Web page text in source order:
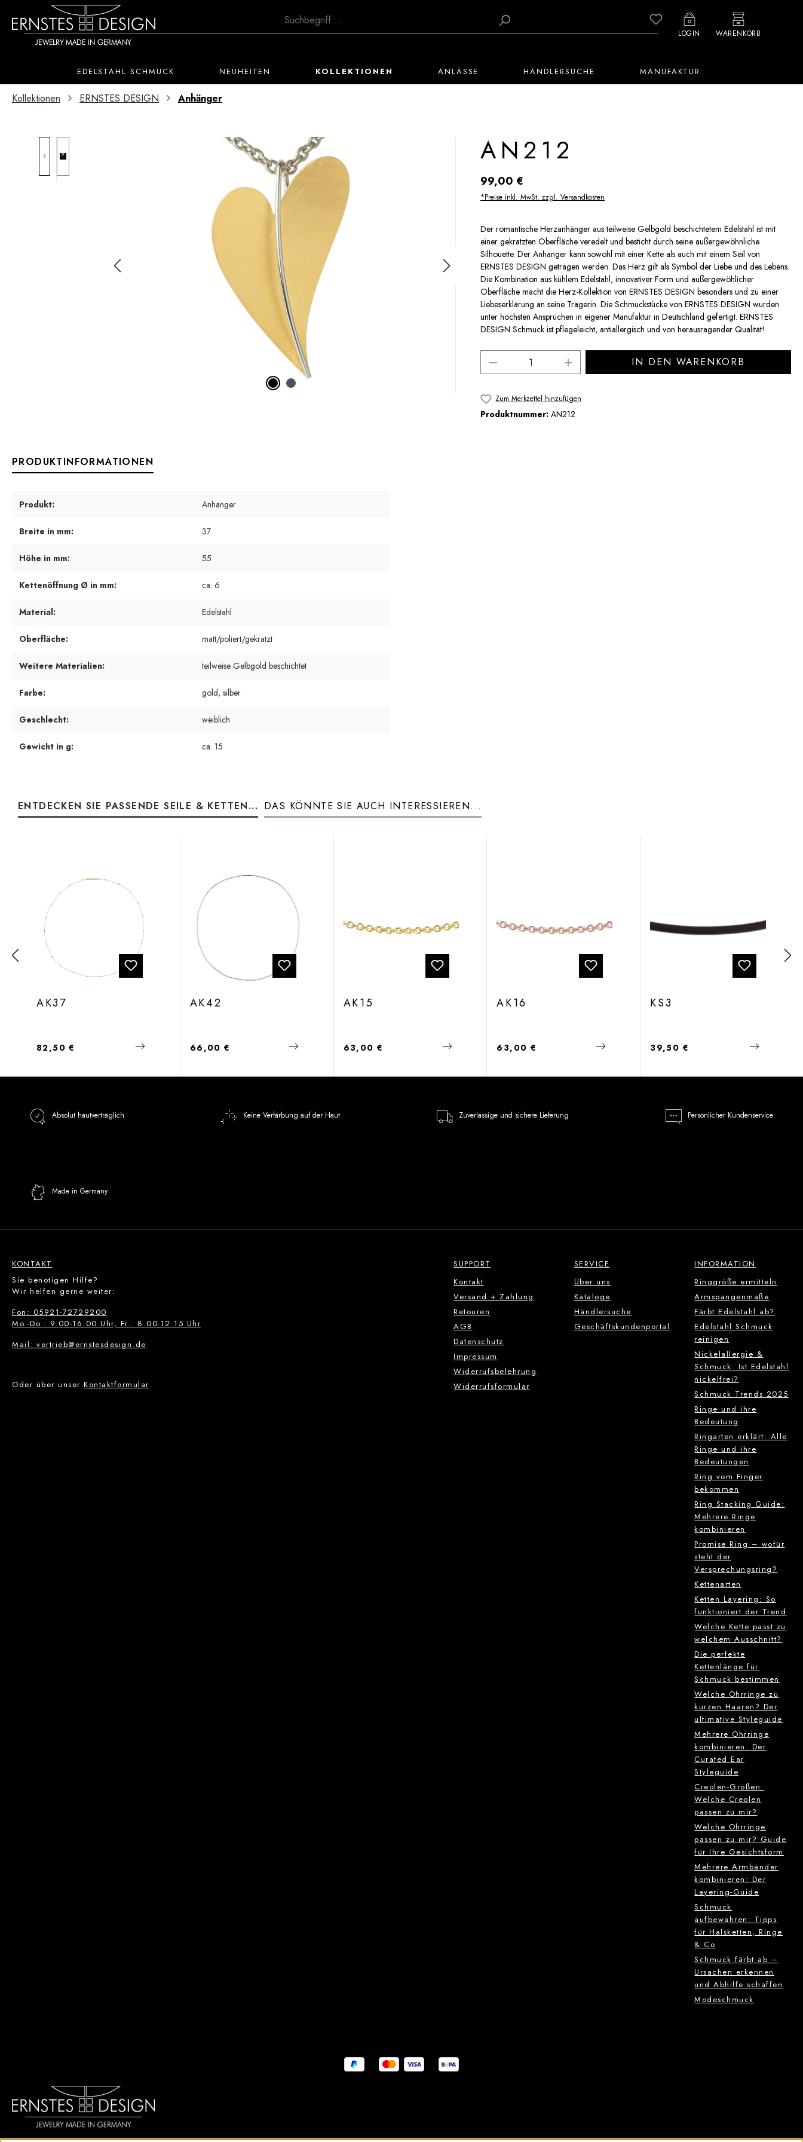
Hauptinhalt springen
Zur Suche springen
Zur Hauptnavigation springen Du hast 0 Produkte auf dem
LOGIN WARENKORB
EDELSTAHL SCHMUCK NEUHEITEN KOLLEKTIONEN ANLÄSSE HÄNDLERSUCHE MANUFAKTUR
Kollektionen ERNSTES DESIGN Anhänger
AN212
Regulärer Preis:
99,00 €
*Preise inkl. MwSt. zzgl. Versandkosten
Der romantische Herzanhänger aus teilweise Gelbgold beschichtetem Edelstahl ist mit
einer gekratzten Oberfläche veredelt und besticht durch seine außergewöhnliche
Silhouette. Der Anhänger kann sowohl mit einer Kette als auch mit einem Seil von
ERNSTES DESIGN getragen werden. Das Herz gilt als Symbol der Liebe und des Lebens.
Die Kombination aus kühlem Edelstahl, innovativer Form und außergewöhlicher
Oberfläche macht die Herz-Kollektion von ERNSTES DESIGN besonders und zu einer
Liebeserklärung an seine Trägerin. Die Schmuckstücke von ERNSTES DESIGN wurden
unter höchsten Ansprüchen in eigener Manufaktur in Deutschland gefertigt. ERNSTES
DESIGN Schmuck ist pflegeleicht, antiallergisch und von herausragender Qualität!
Produkt Anzahl: Gib den gewünschten Wert ein
IN DEN WARENKORB
Zum Merkzettel hinzufügen
Produktnummer: AN212
PRODUKTINFORMATIONEN
Produkt: Anhänger
Breite in mm: 37
Höhe in mm: 55
Kettenöffnung Ø in mm: ca. 6
Material: Edelstahl
Oberfläche: matt/poliert/gekratzt
Weitere Materialien: teilweise Gelbgold beschichtet
Farbe: gold, silber
Geschlecht: weiblich
Gewicht in g: ca. 15
ENTDECKEN SIE PASSENDE SEILE & KETTEN... DAS KÖNNTE SIE AUCH INTERESSIEREN...
AK37
Regulärer Preis:
82,50 €
AK42
Regulärer Preis:
66,00 €
AK15
Regulärer Preis:
63,00 €
AK16
Regulärer Preis:
63,00 €
KS3
Regulärer Preis:
39,50 €
Absolut hautverträglich Keine Verfärbung auf der Haut Zuverlässige und sichere Lieferung Persönlicher Kundenservice
Made in Germany
KONTAKT
Sie benötigen Hilfe?
Wir helfen gerne weiter:
Fon: 05921-72729200
Mo.-Do.: 9.00-16.00 Uhr, Fr.: 8.00-12.15 Uhr
Mail: vertrieb@ernstesdesign.de
Oder über unser Kontaktformular.
SUPPORT
Kontakt
Versand + Zahlung
Retouren
AGB
Datenschutz
Impressum
Widerrufsbelehrung
Widerrufsformular
SERVICE
Über uns
Kataloge
Händlersuche
Geschäftskundenportal
INFORMATION
Ringgröße ermitteln
Armspangenmaße
Färbt Edelstahl ab?
Edelstahl Schmuck
reinigen
Nickelallergie &
Schmuck: Ist Edelstahl
nickelfrei?
Schmuck Trends 2025
Ringe und ihre
Bedeutung
Ringarten erklärt: Alle
Ringe und ihre
Bedeutungen
Ring vom Finger
bekommen
Ring Stacking Guide:
Mehrere Ringe
kombinieren
Promise Ring – wofür
steht der
Versprechungsring?
Kettenarten
Ketten Layering: So
funktioniert der Trend
Welche Kette passt zu
welchem Ausschnitt?
Die perfekte
Kettenlänge für
Schmuck bestimmen
Welche Ohrringe zu
kurzen Haaren? Der
ultimative Styleguide
Mehrere Ohrringe
kombinieren: Der
Curated Ear
Styleguide
Creolen-Größen:
Welche Creolen
passen zu mir?
Welche Ohrringe
passen zu mir? Guide
für Ihre Gesichtsform
Mehrere Armbänder
kombinieren: Der
Layering-Guide
Schmuck
aufbewahren: Tipps
für Halsketten, Ringe
& Co
Schmuck färbt ab –
Ursachen erkennen
und Abhilfe schaffen
Modeschmuck